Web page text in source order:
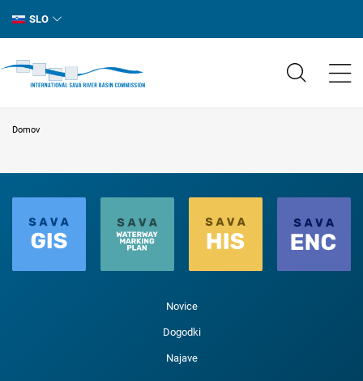
SLO
Domov
Novice
Dogodki
Najave